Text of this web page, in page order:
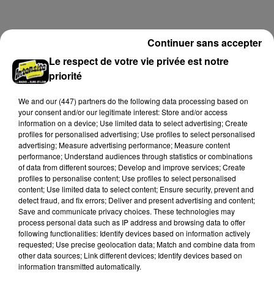
Grâce...
Voir plus
Loir-et-Cher : un pyromane interpellé grâce
au sang-froid des...
Samedi 25 juillet, plus d'une dizaine de feux de
champs et de sous-bois ont été déclenchés dans le
Le respect de votre vie privée est notre
priorité
We and our (447) partnersdo the following data processing based on
your consent and/or our legitimate interest: Store and/or access
information on a device; Use limited data to select advertising; Create
profiles for personalised advertising; Use profiles to select personalised
advertising; Measure advertising performance; Measure content
performance; Understand audiences through statistics or combinations
of data from different sources; Develop and improve services; Create
profiles to personalise content; Use profiles to select personalised
content; Use limited data to select content; Ensure security, prevent and
detect fraud, and fix errors; Deliver and present advertising and content;
Save and communicate privacy choices. These technologies may
process personal data such as IP address and browsing data to offer
following functionalities: Identify devices based on information actively
requested; Use precise geolocation data; Match and combine data from
other data sources; Link different devices; Identify devices based on
information transmitted automatically.
Continuer sans accepter